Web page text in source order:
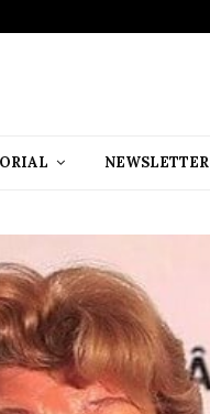
NEWSLETTER